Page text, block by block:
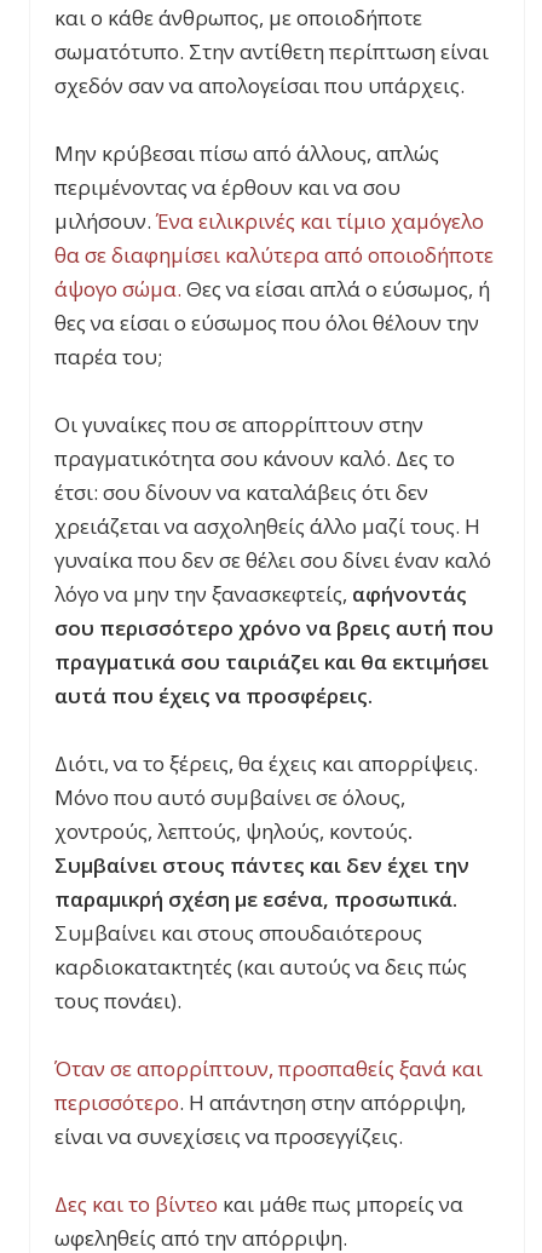
και ο κάθε άνθρωπος, με οποιοδήποτε
σωματότυπο. Στην αντίθετη περίπτωση είναι
σχεδόν σαν να απολογείσαι που υπάρχεις.
Μην κρύβεσαι πίσω από άλλους, απλώς
περιμένοντας να έρθουν και να σου
μιλήσουν.Ένα ειλικρινές και τίμιο χαμόγελο
θα σε διαφημίσει καλύτερα από οποιοδήποτε
άψογο σώμα. Θες να είσαι απλά ο εύσωμος, ή
θες να είσαι ο εύσωμος που όλοι θέλουν την
παρέα του;
Οι γυναίκες που σε απορρίπτουν στην
πραγματικότητα σου κάνουν καλό. Δες το
έτσι: σου δίνουν να καταλάβεις ότι δεν
χρειάζεται να ασχοληθείς άλλο μαζί τους. Η
γυναίκα που δεν σε θέλει σου δίνει έναν καλό
λόγο να μην την ξανασκεφτείς, αφήνοντάς
σου περισσότερο χρόνο να βρεις αυτή που
πραγματικά σου ταιριάζει και θα εκτιμήσει
αυτά που έχεις να προσφέρεις.
Διότι, να το ξέρεις, θα έχεις και απορρίψεις.
Μόνο που αυτό συμβαίνει σε όλους,
χοντρούς, λεπτούς, ψηλούς, κοντούς.
Συμβαίνει στους πάντες και δεν έχει την
παραμικρή σχέση με εσένα, προσωπικά.
Συμβαίνει και στους σπουδαιότερους
καρδιοκατακτητές (και αυτούς να δεις πώς
τους πονάει).
Όταν σε απορρίπτουν, προσπαθείς ξανά και
περισσότερο. Η απάντηση στην απόρριψη,
είναι να συνεχίσεις να προσεγγίζεις.
Δες και το βίντεο και μάθε πως μπορείς να
ωφεληθείς από την απόρριψη.